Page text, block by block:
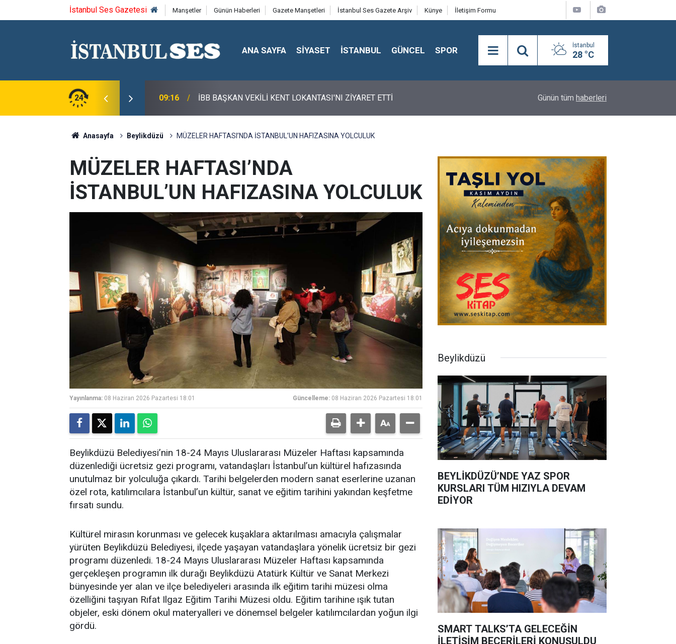
İstanbul Ses Gazetesi Manşetler Günün Haberleri Gazete Manşetleri İstanbul Ses Gazete Arşiv Künye İletişim Formu
ANA SAYFA SİYASET İSTANBUL GÜNCEL SPOR İstanbul
28 °C
24
ÜNİVERSİTE DESTEĞİ 09:16 İBB BAŞKAN VEKİLİ KENT LOKANTASI'NI ZİYARET ETTİ Prof. Selahattin Batu Koşusu'nu Syntagma
Günün tüm haberleri
Anasayfa Beylikdüzü MÜZELER HAFTASI’NDA İSTANBUL’UN HAFIZASINA YOLCULUK
MÜZELER HAFTASI’NDA
İSTANBUL’UN HAFIZASINA YOLCULUK
Yayınlanma: 08 Haziran 2026 Pazartesi 18:01 Güncelleme: 08 Haziran 2026 Pazartesi 18:01
Beylikdüzü Belediyesi’nin 18-24 Mayıs Uluslararası Müzeler Haftası kapsamında
düzenlediği ücretsiz gezi programı, vatandaşları İstanbul’un kültürel hafızasında
unutulmaz bir yolculuğa çıkardı. Tarihi belgelerden modern sanat eserlerine uzanan
özel rota, katılımcılara İstanbul’un kültür, sanat ve eğitim tarihini yakından keşfetme
fırsatı sundu.
Kültürel mirasın korunması ve gelecek kuşaklara aktarılması amacıyla çalışmalar
yürüten Beylikdüzü Belediyesi, ilçede yaşayan vatandaşlara yönelik ücretsiz bir gezi
programı düzenledi. 18-24 Mayıs Uluslararası Müzeler Haftası kapsamında
gerçekleşen programın ilk durağı Beylikdüzü Atatürk Kültür ve Sanat Merkezi
bünyesinde yer alan ve ilçe belediyeleri arasında ilk eğitim tarihi müzesi olma
özelliğini taşıyan Rıfat Ilgaz Eğitim Tarihi Müzesi oldu. Eğitim tarihine ışık tutan
objeler, eski dönem okul materyalleri ve dönemsel belgeler katılımcılardan yoğun ilgi
gördü.
Beylikdüzü
BEYLİKDÜZÜ’NDE YAZ SPOR
KURSLARI TÜM HIZIYLA DEVAM
EDİYOR
SMART TALKS’TA GELECEĞİN
İLETİŞİM BECERİLERİ KONUŞULDU